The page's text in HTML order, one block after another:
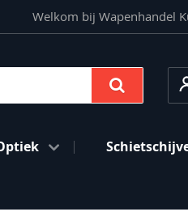
Welkom bij Wapenhandel